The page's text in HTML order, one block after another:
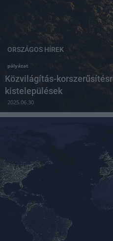
ORSZÁGOS HÍREK
pályázat
Közvilágítás-
kistelepülések
2025.06.30